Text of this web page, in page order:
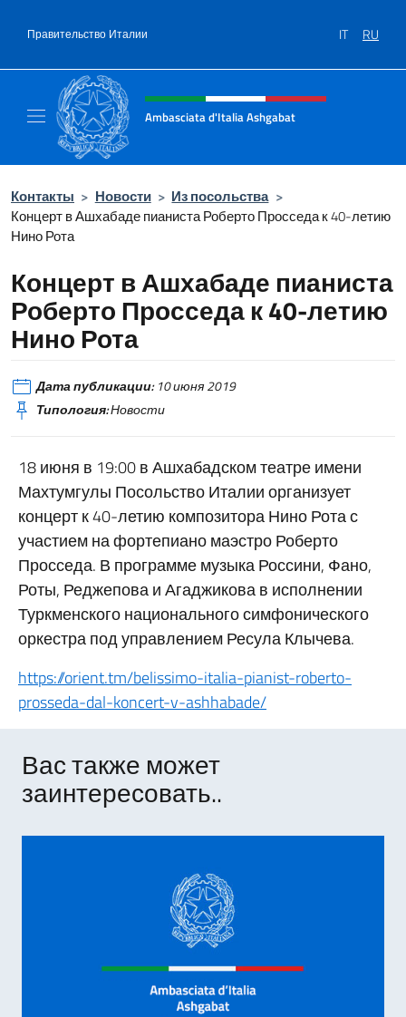
Правительство Италии IT RU
Шапка сайта, соцсети и
Ambasciata d'Italia Ashgabat
Контакты > Новости > Из посольства >
Концерт в Ашхабаде пианиста Роберто Просседа к 40-летию
Нино Рота
Концерт в Ашхабаде пианиста
Роберто Просседа к 40-летию
Нино Рота
Дата публикации:10 июня 2019
Типология:Новости
18 июня в 19:00 в Ашхабадском театре имени
Махтумгулы Посольство Италии организует
концерт к 40-летию композитора Нино Рота с
участием на фортепиано маэстро Роберто
Просседа. В программе музыка Россини, Фано,
Роты, Реджепова и Агаджикова в исполнении
Туркменского национального симфонического
оркестра под управлением Ресула Клычева.
https://orient.tm/belissimo-italia-pianist-roberto-
prosseda-dal-koncert-v-ashhabade/
Вас также может
заинтересовать..